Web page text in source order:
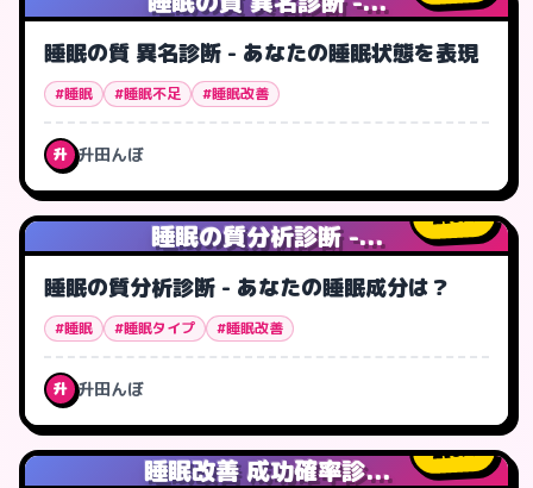
睡眠の質 異名診断 - あなたの睡眠状態を表現
#睡眠 #睡眠不足 #睡眠改善
升 升田んぼ
睡眠の質分析診断 -...
0人
睡眠の質分析診断 - あなたの睡眠成分は？
#睡眠 #睡眠タイプ #睡眠改善
升 升田んぼ
睡眠改善 成功確率診...
0人